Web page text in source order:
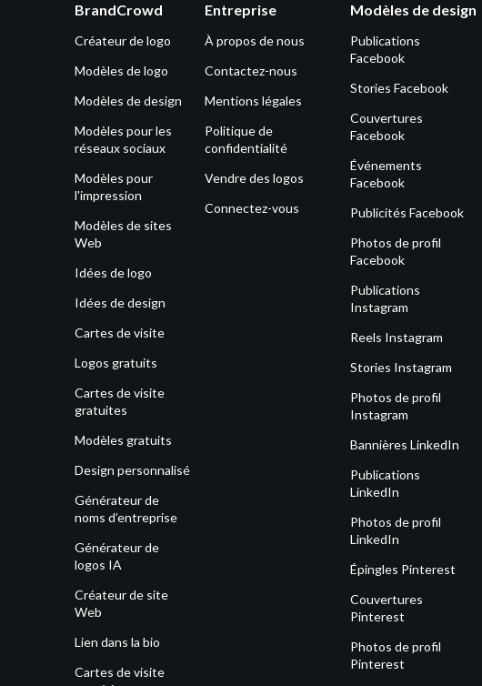
BrandCrowd
Créateur de logo
Modèles de logo
Modèles de design
Modèles pour les
réseaux sociaux
Modèles pour
l'impression
Modèles de sites
Web
Idées de logo
Idées de design
Cartes de visite
Logos gratuits
Cartes de visite
gratuites
Modèles gratuits
Design personnalisé
Générateur de
noms d’entreprise
Générateur de
logos IA
Créateur de site
Web
Lien dans la bio
Cartes de visite
Entreprise
À propos de nous
Contactez-nous
Mentions légales
Politique de
confidentialité
Vendre des logos
Connectez-vous
Modèles de design
Publications
Facebook
Stories Facebook
Couvertures
Facebook
Événements
Facebook
Publicités Facebook
Photos de profil
Facebook
Publications
Instagram
Reels Instagram
Stories Instagram
Photos de profil
Instagram
Bannières LinkedIn
Publications
LinkedIn
Photos de profil
LinkedIn
Épingles Pinterest
Couvertures
Pinterest
Photos de profil
Pinterest